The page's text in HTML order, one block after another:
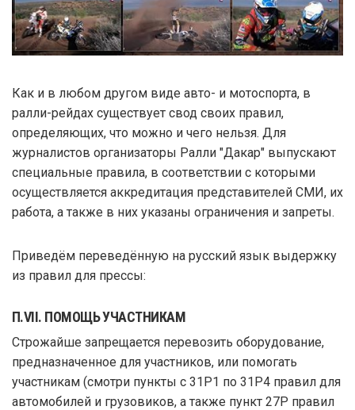
Как и в любом другом виде авто- и мотоспорта, в
ралли-рейдах существует свод своих правил,
определяющих, что можно и чего нельзя. Для
журналистов организаторы Ралли "Дакар" выпускают
специальные правила, в соответствии с которыми
осуществляется аккредитация представителей СМИ, их
работа, а также в них указаны ограничения и запреты.
Приведём переведённую на русский язык выдержку
из правил для прессы:
П.VII. ПОМОЩЬ УЧАСТНИКАМ
Строжайше запрещается перевозить оборудование,
предназначенное для участников, или помогать
участникам (смотри пункты с 31P1 по 31P4 правил для
автомобилей и грузовиков, а также пункт 27P правил